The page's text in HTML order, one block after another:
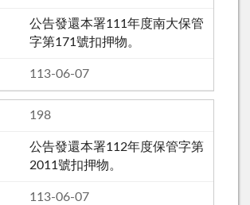
公告發還本署111年度南大保管
字第171號扣押物。
113-06-07
198
公告發還本署112年度保管字第
2011號扣押物。
113-06-07